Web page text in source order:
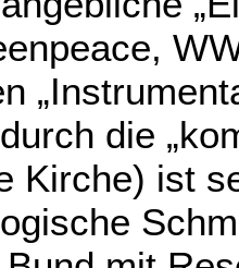
die
Kirche) ist